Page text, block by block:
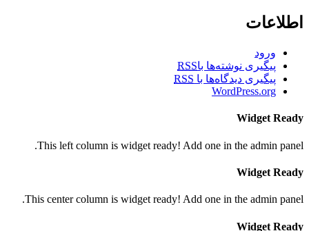
اطلاعات
ورود
پیگیری نوشته‌ها باRSS
پیگیری دیدگاه‌ها با RSS
WordPress.org
Widget Ready
This left column is widget ready! Add one in the admin panel.
Widget Ready
This center column is widget ready! Add one in the admin panel.
Widget Ready